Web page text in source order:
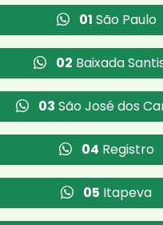
01 São Paulo
02 Baixada
03 São José dos
04 Registro
05 Itapeva